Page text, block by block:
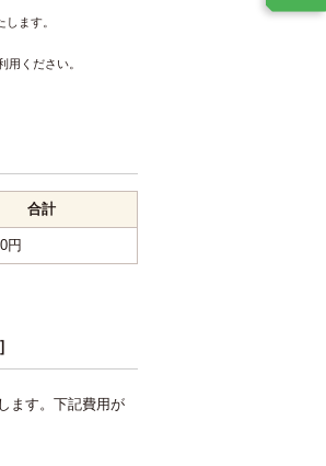
ます。
ください。
合計
円
ます。下記費用が